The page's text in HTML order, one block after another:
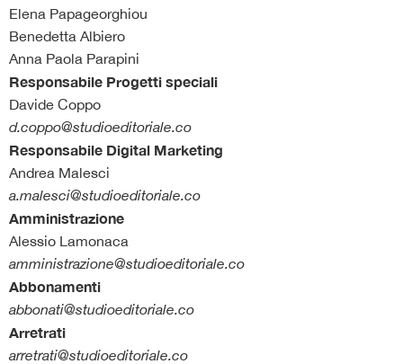
Elena Papageorghiou
Benedetta Albiero
Anna Paola Parapini
Responsabile Progetti speciali
Davide Coppo
d.coppo@studioeditoriale.co
Responsabile Digital Marketing
Andrea Malesci
a.malesci@studioeditoriale.co
Amministrazione
Alessio Lamonaca
amministrazione@studioeditoriale.co
Abbonamenti
abbonati@studioeditoriale.co
Arretrati
arretrati@studioeditoriale.co